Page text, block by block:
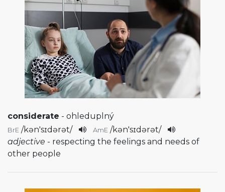
considerate - ohleduplný
BrE /kən'sɪdərət/ AmE /kən'sɪdərət/
adjective - respecting the feelings and needs of
other people